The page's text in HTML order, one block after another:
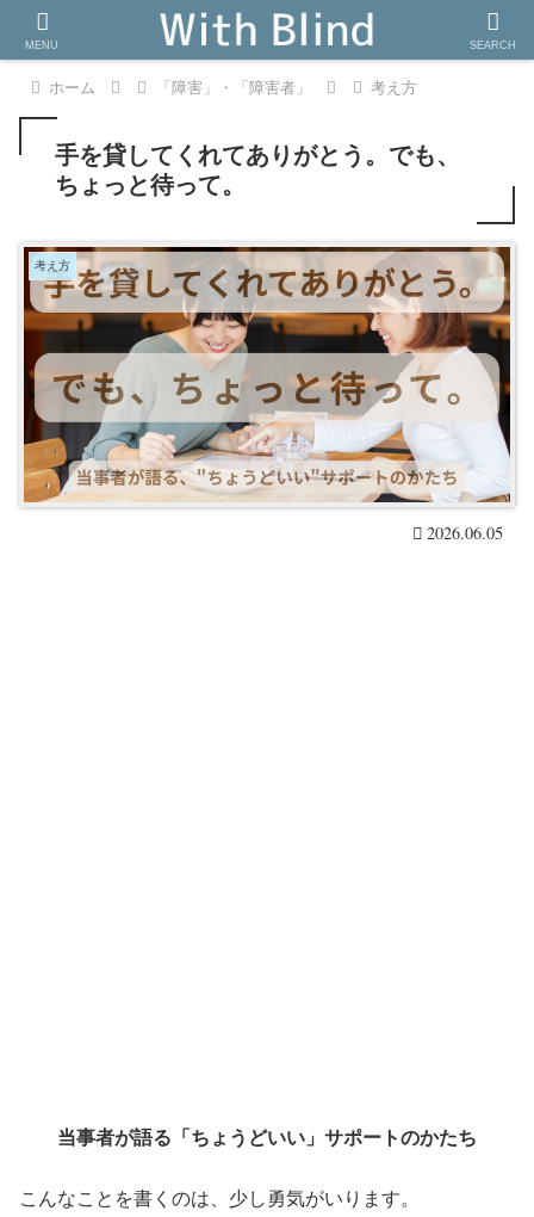
ホーム 「障害」・「障害者」 考え方
手を貸してくれてありがとう。でも、
ちょっと待って。
考え方
2026.06.05
当事者が語る「ちょうどいい」サポートのかたち
こんなことを書くのは、少し勇気がいります。
MENU SEARCH